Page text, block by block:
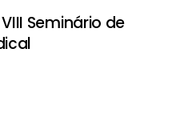
Seminário de